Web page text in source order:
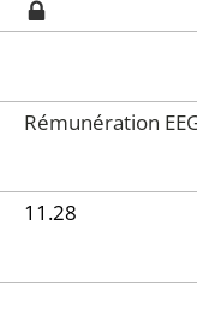
Rémunération
11.28